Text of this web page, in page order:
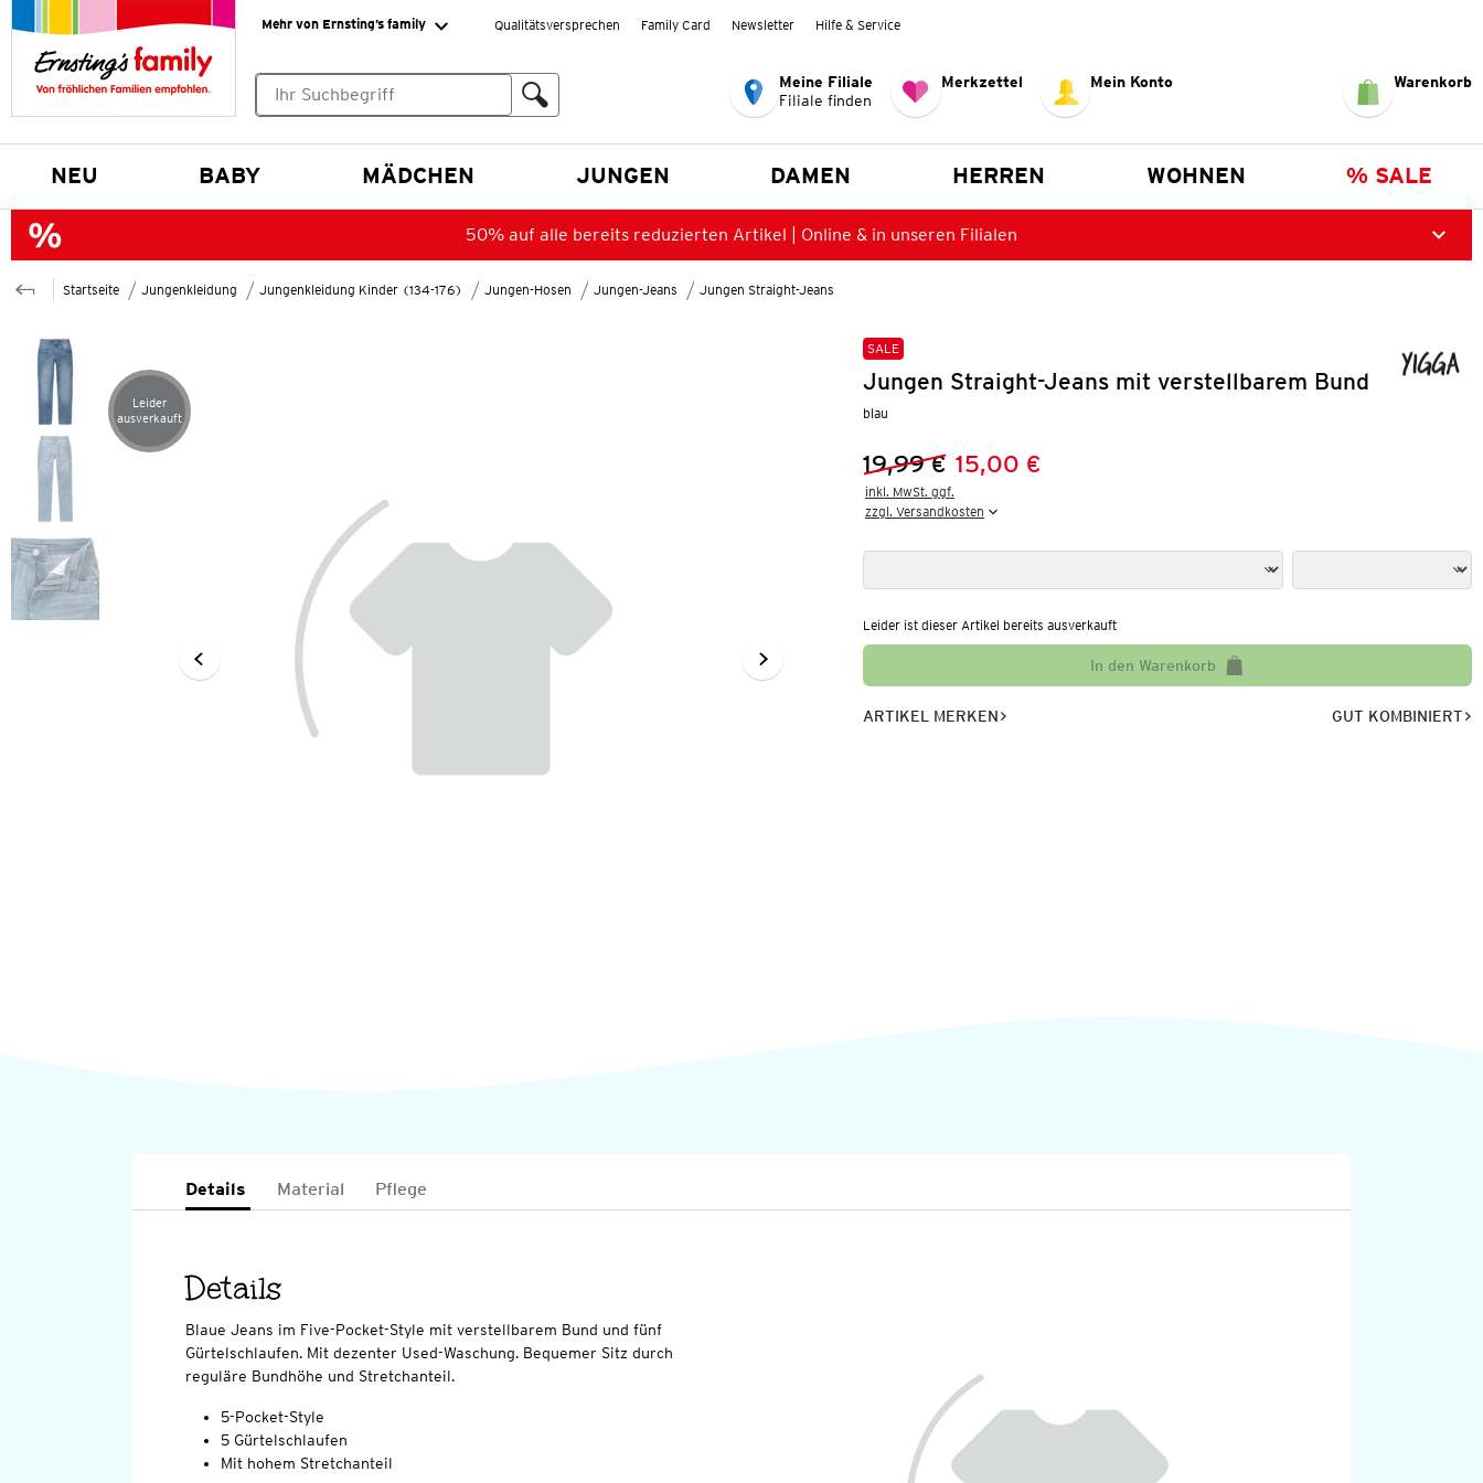
Mehr von Ernsting’s family Qualitätsversprechen Family Card Newsletter Hilfe & Service
Meine Filiale
Filiale finden
Merkzettel Mein Konto Warenkorb
NEU BABY MÄDCHEN JUNGEN DAMEN HERREN WOHNEN % SALE
50% auf alle bereits reduzierten Artikel | Online & in unseren Filialen
Startseite Jungenkleidung Jungenkleidung Kinder (134-176) Jungen-Hosen Jungen-Jeans Jungen Straight-Jeans
Artikel leider ausverkauft
Leider
ausverkauft
SALE
Jungen Straight-Jeans mit verstellbarem Bund
blau
Vorheriger Preis:
19,99 €
Neuer Preis:15,00 €
inkl. MwSt. ggf.
zzgl. Versandkosten
Leider ist dieser Artikel bereits ausverkauft
In den Warenkorb
ARTIKEL MERKEN GUT KOMBINIERT
Details Material Pflege
Details
Blaue Jeans im Five-Pocket-Style mit verstellbarem Bund und fünf
Gürtelschlaufen. Mit dezenter Used-Waschung. Bequemer Sitz durch
reguläre Bundhöhe und Stretchanteil.
5-Pocket-Style
5 Gürtelschlaufen
Mit hohem Stretchanteil